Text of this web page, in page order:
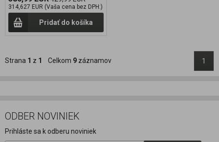
314,627 EUR (Vaša cena bez DPH:)
Pridať do košíka
Strana 1 z 1 Celkom 9 záznamov 1
ODBER NOVINIEK
Prihláste sa k odberu noviniek